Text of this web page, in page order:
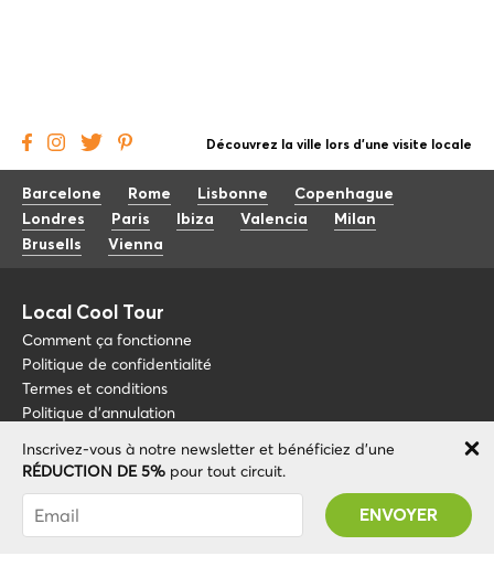
Inscrivez-vous à notre newsletter et bénéficiez d'une
RÉDUCTION DE 5% pour tout circuit.
Vous avez été abonné avec succès ! Vous
recevrez votre code promotionnel après avoir
validé votre compte !
Découvrez la ville lors d'une visite locale
Barcelone Rome Lisbonne
Copenhague
Londres
Paris Ibiza Valencia
Milan
Brusells
Vienna
Local Cool Tour
Comment ça fonctionne
Politique de confidentialité
Termes et conditions
Politique d'annulation
Blog
À propos de nous
FAQ
Devenez guide
+34 675 176 220